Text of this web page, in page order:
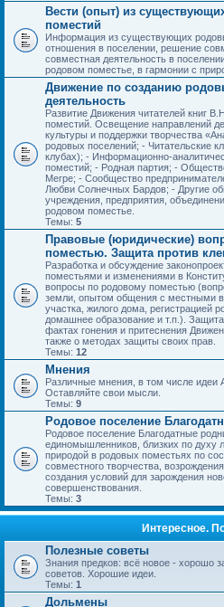
Вести (опыт) из
поместий
Информация из существующих
отношения в поселении, решение
совместная деятельность в
родовом поместье, в гармонии с
Движение по созданию
деятельность
Развитие Движения читателей книг
поместий. Освещение направлений
культуры и поддержки творчества
родовых поселений; - Читательские
клубах); - Информационно-
поместий; - Родная партия; -
Мегре; - Сообщество
Любви Солнечных Бардов; - Другие
учреждения, предприятия,
родовом поместье.
Темы: 5
Правовые (юридические)
поместью. Защита против
Разработка и обсуждение
поместьями и изменениями в
вопросы по родовому поместью
земли, опытом общения с местными
участка, жилого дома, регистрацией
домашнее образование и т.п.).
фактах гонения и притеснения
также о методах защиты своих прав.
Темы: 12
Мнения
Различные мнения, в том числе идеи
Оставляйте свои мысли.
Темы: 9
Родовое поселение
Родовое поселение Благодатные
единомышленников, близких по духу
природой в родовых поместьях по
совместного творчества,
создания условий для зарождения
совершенствования.
Темы: 3
Интересное.
Полезные советы
Знания предков: всё новое - хорошо
советов. Хорошие идеи.
Темы: 1
Дольмены